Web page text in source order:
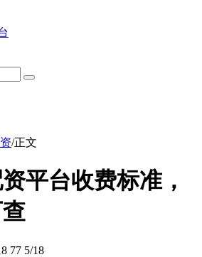
/正文
平台收费标准，
77 5/18